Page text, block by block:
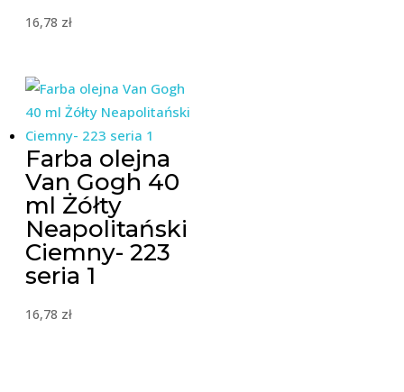
16,78 zł
Farba olejna
Van Gogh 40
ml Żółty
Neapolitański
Ciemny- 223
seria 1
16,78 zł